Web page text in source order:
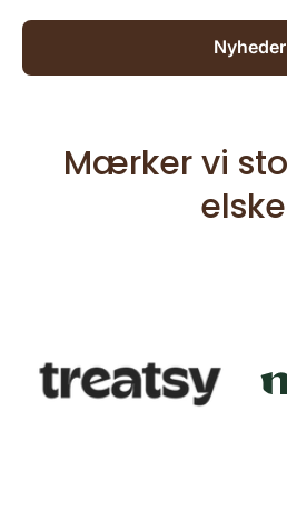
Nyheder
Mærker vi